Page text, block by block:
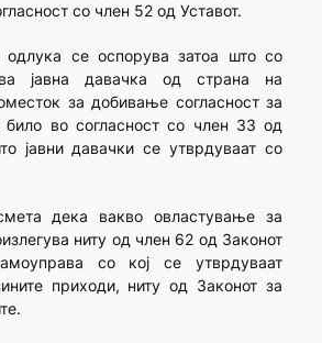
со член 52 од Уставот.
одлука се оспорува затоа што со
јавна давачка од страна на
за добивање согласност за
во согласност со член 33 од
јавни давачки се утврдуваат со
дека вакво овластување за
ниту од член 62 од Законот
со кој се утврдуваат
приходи, ниту од Законот за